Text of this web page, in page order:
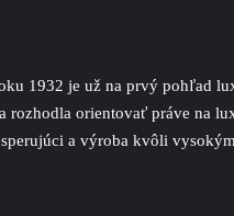
1932 je už na prvý pohľad
orientovať práve na
a výroba kvôli